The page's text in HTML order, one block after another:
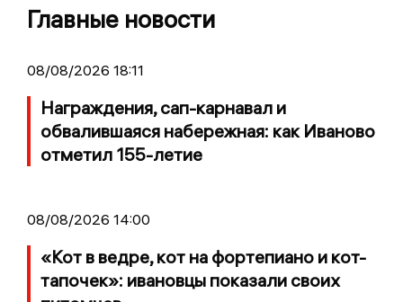
Главные новости
08/08/2026 18:11
Награждения, сап-карнавал и
обвалившаяся набережная: как Иваново
отметил 155-летие
08/08/2026 14:00
«Кот в ведре, кот на фортепиано и кот-
тапочек»: ивановцы показали своих